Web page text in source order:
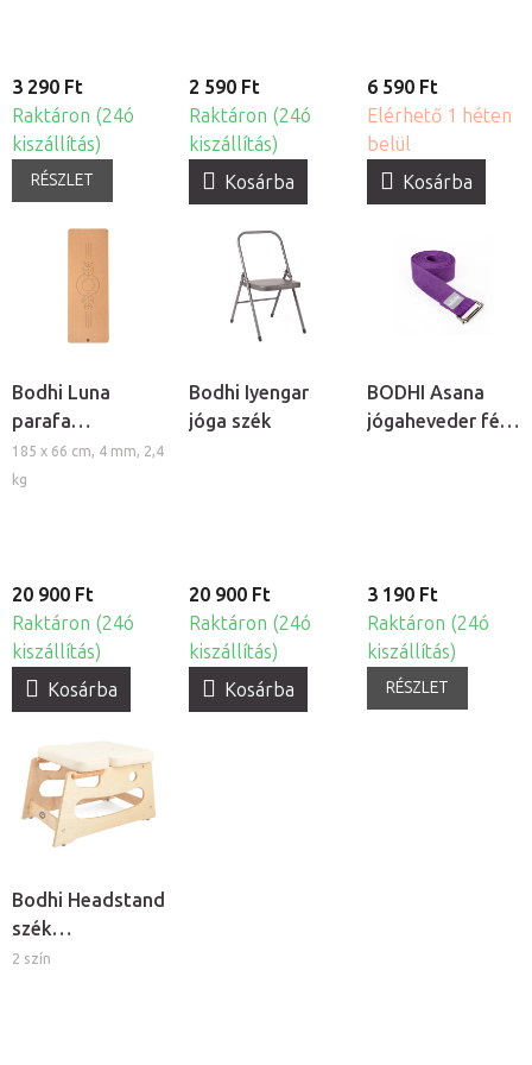
3 290 Ft
Raktáron (24ó
kiszállítás)
RÉSZLET
2 590 Ft
Raktáron (24ó
kiszállítás)
Kosárba
6 590 Ft
Elérhető 1 héten
belül
Kosárba
Bodhi Luna
parafa
jógaszőnyeg
185 x 66 cm, 4 mm, 2,4
kg
20 900 Ft
Raktáron (24ó
kiszállítás)
Kosárba
Bodhi Iyengar
jóga szék
20 900 Ft
Raktáron (24ó
kiszállítás)
Kosárba
BODHI Asana
jógaheveder fém
3 190 Ft
Raktáron (24ó
kiszállítás)
RÉSZLET
Bodhi Headstand
szék
fejenálláshoz
2 szín